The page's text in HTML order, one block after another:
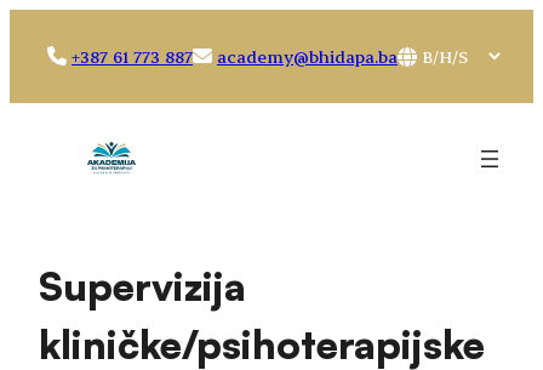
+387 61 773 887 academy@bhidapa.ba
Choose
Supervizija
kliničke/psihoterapijske